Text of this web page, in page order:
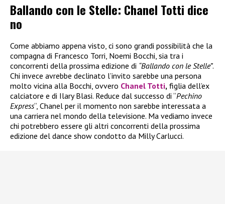
Ballando con le Stelle: Chanel Totti dice
no
Come abbiamo appena visto, ci sono grandi possibilità che la
compagna di Francesco Torri, Noemi Bocchi, sia tra i
concorrenti della prossima edizione di “Ballando con le Stelle”.
Chi invece avrebbe declinato l’invito sarebbe una persona
molto vicina alla Bocchi, ovvero Chanel Totti, figlia dell’ex
calciatore e di Ilary Blasi. Reduce dal successo di “Pechino
Express“, Chanel per il momento non sarebbe interessata a
una carriera nel mondo della televisione. Ma vediamo invece
chi potrebbero essere gli altri concorrenti della prossima
edizione del dance show condotto da Milly Carlucci.